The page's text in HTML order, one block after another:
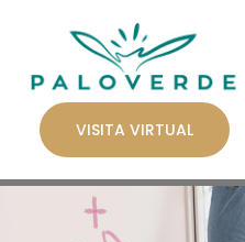
VISITA VIRTUAL